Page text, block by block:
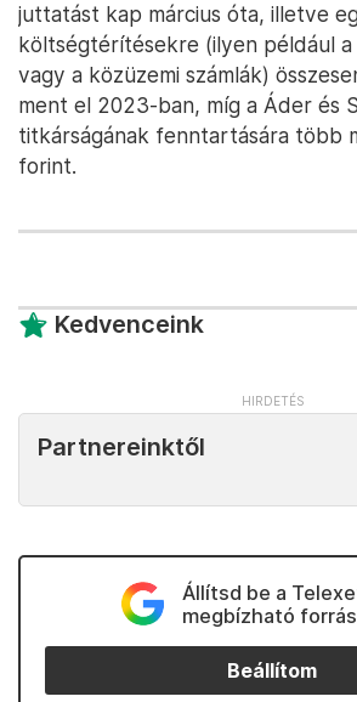
juttatást kap március óta, illetve
költségtérítésekre (ilyen például
vagy a közüzemi számlák)
ment el 2023-ban, míg a Áder és
titkárságának fenntartására több
forint.
Kedvenceink
Partnereinktől
Állítsd be a
megbízható
Beállítom